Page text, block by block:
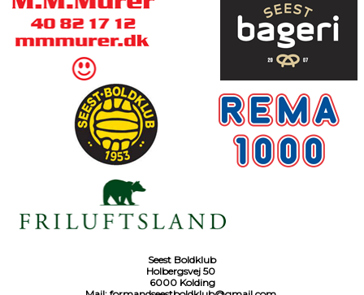
Seest Boldklub
Holbergsvej 50
6000 Kolding